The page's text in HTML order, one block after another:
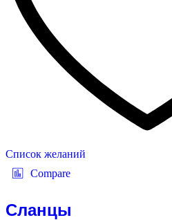
Список желаний
Compare
Сланцы